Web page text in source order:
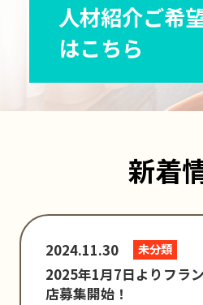
人材紹介ご希
はこちら
新着
2024.11.30 未分類
2025年1月7日よりフラ
店募集開始！